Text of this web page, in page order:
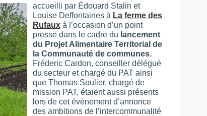
accueilli par Édouard Stalin et
Louise Deffontaines à La ferme des
Rufauxà l’occasion d’un point
presse dans le cadre du lancement
du Projet Alimentaire Territorial de
la Communauté de communes.
Fréderic Cardon, conseiller délégué
du secteur et chargé du PAT ainsi
que Thomas Soulier, chargé de
mission PAT, étaient aussi présents
lors de cet événement d’annonce
des ambitions de l’intercommunalité